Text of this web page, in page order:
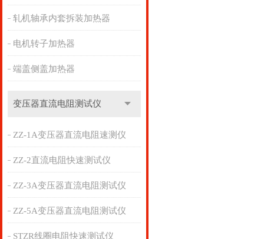
轧机轴承内套拆装加热器
电机转子加热器
端盖侧盖加热器
变压器直流电阻测试仪
ZZ-1A变压器直流电阻速测仪
ZZ-2直流电阻快速测试仪
ZZ-3A变压器直流电阻测试仪
ZZ-5A变压器直流电阻测试仪
STZR线圈电阻快速测试仪